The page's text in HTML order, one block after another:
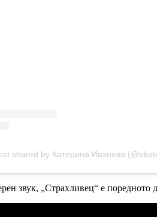
shared by Катерина Иванова
звук, „Страхливец“ е поредното